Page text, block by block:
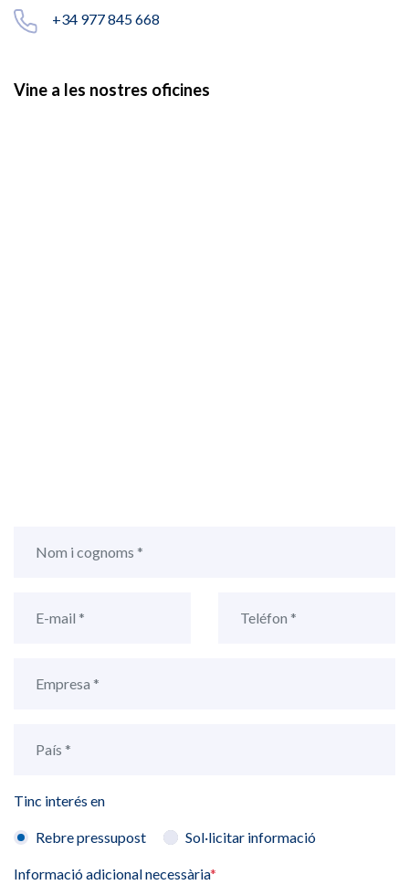
+34 977 845 668
Vine a les nostres oficines
Tinc interés en
Rebre pressupost Sol·licitar informació
Informació adicional necessària*